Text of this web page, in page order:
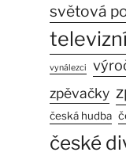
světová
vynálezci
zpěvačky
česká hudba
české